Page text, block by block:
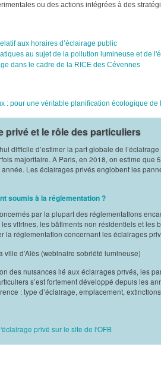
ou des actions intégrées à des
aux horaires d’éclairage public
au sujet de la pollution lumineuse et de
dans le cadre de la RICE des Cévennes
: pour une véritable planification écologique
privé et le rôle des particuliers
difficile d’estimer la part globale de
majoritaire. A Paris, en 2018, on estime
Les éclairages privés englobent les
soumis à la réglementation ?
par la plupart des réglementations
vitrines, les bâtiments non résidentiels et les
la réglementation concernant les éclairages
ville d’Alès (webinaire sobriété lumineuse)
des nuisances lié aux éclairages privés, les
s’est fortement développé depuis les
: type d’éclairage, emplacement,
privé sur le site de l'OFB